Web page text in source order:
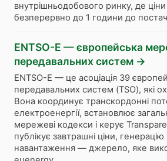
внутрішньодобового ринку, де
безперервно до 1 години до
ENTSO-E — європейська
передавальних систем →
ENTSO-E — це асоціація 39
передавальних систем (TSO), які
Вона координує транскордонні
електроенергії, встановлює
мережеві кодекси і керує
публікує завтрашні ціни, генерацію
навантаження — джерело, яке